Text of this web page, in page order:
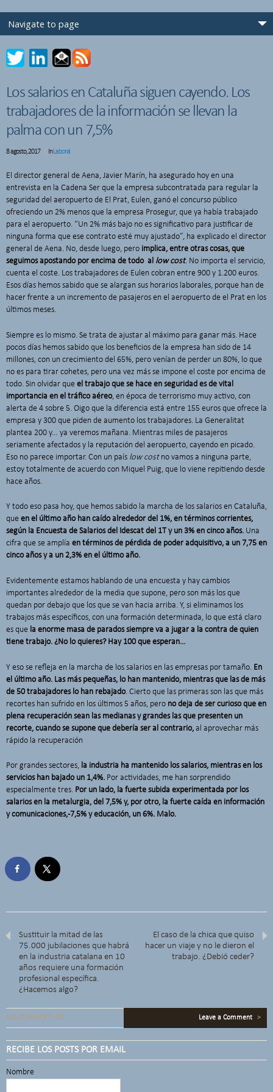
Los salarios en Cataluña siguen cayendo. Los
trabajadores de la información se llevan la
palma con un 7,5%
8 agosto, 2017 InLaboral
El director general de Aena, Javier Marín, ha asegurado hoy en una
entrevista en la Cadena Ser que la empresa subcontratada para regular la
seguridad del aeropuerto de El Prat, Eulen, ganó el concurso público
ofreciendo un 2% menos que la empresa Prosegur, que ya había trabajado
para el aeropuerto. “Un 2% más bajo no es significativo para justificar de
ninguna forma que ese contrato esté muy ajustado”, ha explicado el director
general de Aena. No, desde luego, pero implica, entre otras cosas, que
seguimos apostando por encima de todo al low cost. No importa el servicio,
cuenta el coste. Los trabajadores de Eulen cobran entre 900 y 1.200 euros.
Esos días hemos sabido que se alargan sus horarios laborales, porque han de
hacer frente a un incremento de pasajeros en el aeropuerto de el Prat en los
últimos meses.
Siempre es lo mismo. Se trata de ajustar al máximo para ganar más. Hace
pocos días hemos sabido que los beneficios de la empresa han sido de 14
millones, con un crecimiento del 65%, pero venían de perder un 80%, lo que
no es para tirar cohetes, pero una vez más se impone el coste por encima de
todo. Sin olvidar que el trabajo que se hace en seguridad es de vital
importancia en el tráfico aéreo, en época de terrorismo muy activo, con
alerta de 4 sobre 5. Oigo que la diferencia está entre 155 euros que ofrece la
empresa y 300 que piden de aumento los trabajadores. La Generalitat
plantea 200 y… ya veremos mañana. Mientras miles de pasajeros
seriamente afectados y la reputación del aeropuerto, cayendo en picado.
Eso no parece importar. Con un país low costno vamos a ninguna parte,
estoy totalmente de acuerdo con Miquel Puig, que lo viene repitiendo desde
hace años.
Y todo eso pasa hoy, que hemos sabido la marcha de los salarios en Cataluña,
que en el último año han caído alrededor del 1%, en términos corrientes,
según la Encuesta de Salarios del Idescat del 1T y un 3% en cinco años. Una
cifra que se amplía en términos de pérdida de poder adquisitivo, a un 7,75 en
cinco años y a un 2,3% en el último año.
Evidentemente estamos hablando de una encuesta y hay cambios
importantes alrededor de la media que supone, pero son más los que
quedan por debajo que los que se van hacia arriba. Y, si eliminamos los
trabajos más específicos, con una formación determinada, lo que está claro
es que la enorme masa de parados siempre va a jugar a la contra de quien
tiene trabajo. ¿No lo quieres? Hay 100 que esperan…
Y eso se refleja en la marcha de los salarios en las empresas por tamaño. En
el último año. Las más pequeñas, lo han mantenido, mientras que las de más
de 50 trabajadores lo han rebajado. Cierto que las primeras son las que más
recortes han sufrido en los últimos 5 años, pero no deja de ser curioso que en
plena recuperación sean las medianas y grandes las que presenten un
recorte, cuando se supone que debería ser al contrario, al aprovechar más
rápido la recuperación
Por grandes sectores, la industria ha mantenido los salarios, mientras en los
servicios han bajado un 1,4%. Por actividades, me han sorprendido
especialmente tres. Por un lado, la fuerte subida experimentada por los
salarios en la metalurgia, del 7,5% y, por otro, la fuerte caída en información
y comunicaciones, -7,5% y educación, un 6%. Malo.
Sustituir la mitad de las
75.000 jubilaciones que habrá
en la industria catalana en 10
años requiere una formación
profesional específica.
¿Hacemos algo?
El caso de la chica que quiso
hacer un viaje y no le dieron el
trabajo. ¿Debió ceder?
NO COMMENT YET Leave a Comment >
RECIBE LOS POSTS POR EMAIL
Nombre